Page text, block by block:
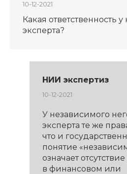
10-12-2021
Какая ответственность
эксперта?
НИИ экспертиз
10-12-2021
У независимого
эксперта те же
что и
понятие
означает
в финансовом или